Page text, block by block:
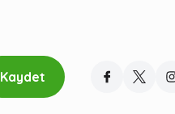
Kaydet